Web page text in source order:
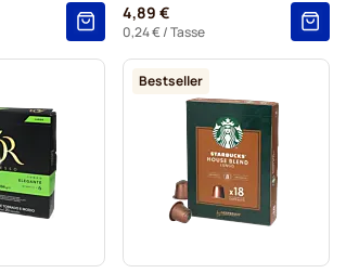
4,89 €
0,24 €/ Tasse
Bestseller